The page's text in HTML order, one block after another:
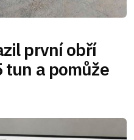
první obří
tun a pomůže